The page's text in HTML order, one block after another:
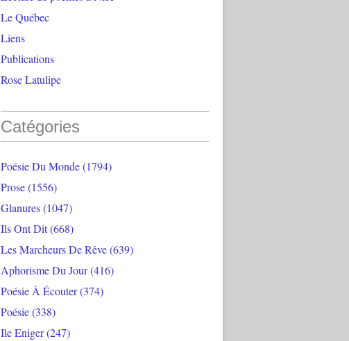
Le Québec
Liens
Publications
Rose Latulipe
Catégories
Poésie Du Monde(1794)
Prose(1556)
Glanures(1047)
Ils Ont Dit(668)
Les Marcheurs De Rêve(639)
Aphorisme Du Jour(416)
Poésie À Écouter(374)
Poésie(338)
Ile Eniger(247)